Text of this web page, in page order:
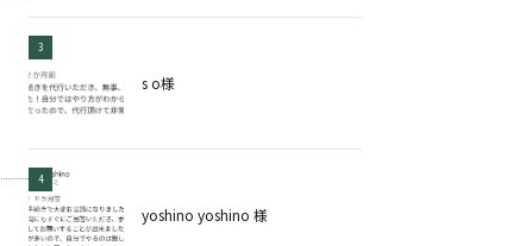
3
s o様
4
yoshino yoshino 様